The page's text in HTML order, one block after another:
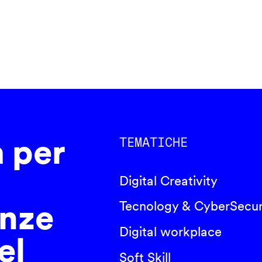
per
TEMATICHE
Digital Creativity
Tecnology &
Digital workplace
Soft Skill